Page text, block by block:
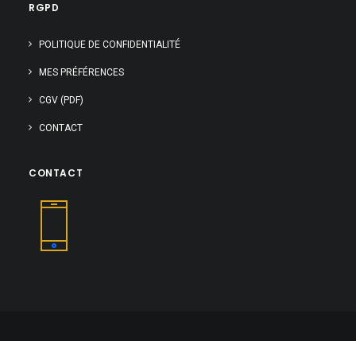
RGPD
POLITIQUE DE CONFIDENTIALITÉ
MES PRÉFÉRENCES
CGV (PDF)
CONTACT
CONTACT